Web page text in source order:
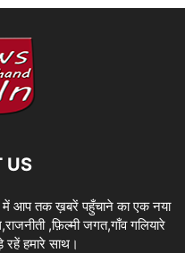
US
आप तक ख़बरें पहुँचाने का एक नया
,फ़िल्मी जगत,गाँव गलियारे
हमारे साथ।